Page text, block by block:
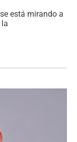
está mirando a